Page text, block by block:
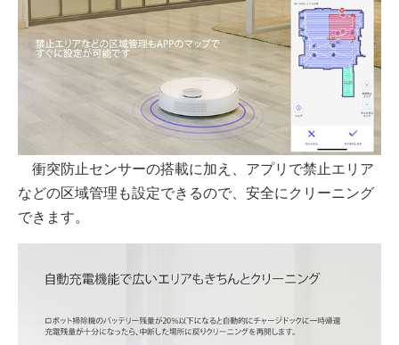
衝突防止センサーの搭載に加え、アプリで禁止エリア
などの区域管理も設定できるので、安全にクリーニング
できます。